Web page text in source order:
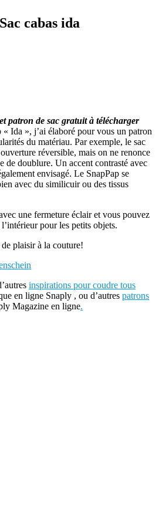
cabas ida
et patron de sac gratuit à télécharger
« Ida », j’ai élaboré pour vous un patron
du matériau. Par exemple, le sac
réversible, mais on ne renonce
de doublure. Un accent contrasté avec
envisagé. Le SnapPap se
avec du similicuir ou des tissus
une fermeture éclair et vous pouvez
pour les petits objets.
plaisir à la couture!
inspirations pour coudre tous
en ligne Snaply , ou d’autres patrons
Magazine en ligne.